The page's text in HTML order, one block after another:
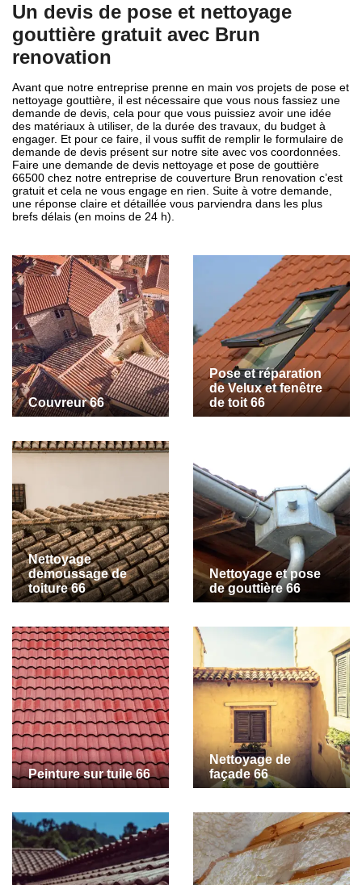
Un devis de pose et nettoyage
gouttière gratuit avec Brun
renovation
Avant que notre entreprise prenne en main vos projets de pose et
nettoyage gouttière, il est nécessaire que vous nous fassiez une
demande de devis, cela pour que vous puissiez avoir une idée
des matériaux à utiliser, de la durée des travaux, du budget à
engager. Et pour ce faire, il vous suffit de remplir le formulaire de
demande de devis présent sur notre site avec vos coordonnées.
Faire une demande de devis nettoyage et pose de gouttière
66500 chez notre entreprise de couverture Brun renovation c’est
gratuit et cela ne vous engage en rien. Suite à votre demande,
une réponse claire et détaillée vous parviendra dans les plus
brefs délais (en moins de 24 h).
Couvreur 66
Pose et réparation
de Velux et fenêtre
de toit 66
Nettoyage
demoussage de
toiture 66
Nettoyage et pose
de gouttière 66
Peinture sur tuile 66
Nettoyage de
façade 66